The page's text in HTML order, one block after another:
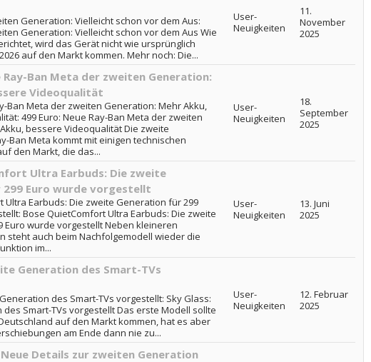
Generation: Vielleicht schon vor dem Aus:
Generation: Vielleicht schon vor dem Aus Wie
wird das Gerät nicht wie ursprünglich
auf den Markt kommen. Mehr noch: Die...
User-
Neuigkeiten
11.
November
2025
Ray-Ban Meta der zweiten Generation:
Videoqualität
Ban Meta der zweiten Generation: Mehr Akku,
499 Euro: Neue Ray-Ban Meta der zweiten
bessere Videoqualität Die zweite
Ban Meta kommt mit einigen technischen
den Markt, die das...
User-
Neuigkeiten
18.
September
2025
Ultra Earbuds: Die zweite
Euro wurde vorgestellt
Ultra Earbuds: Die zweite Generation für 299
Bose QuietComfort Ultra Earbuds: Die zweite
Euro wurde vorgestellt Neben kleineren
steht auch beim Nachfolgemodell wieder die
im...
User-
Neuigkeiten
13. Juni
2025
Generation des Smart-TVs
des Smart-TVs vorgestellt: Sky Glass:
Smart-TVs vorgestellt Das erste Modell sollte
auf den Markt kommen, hat es aber
am Ende dann nie zu...
User-
Neuigkeiten
12. Februar
2025
Details zur zweiten Generation